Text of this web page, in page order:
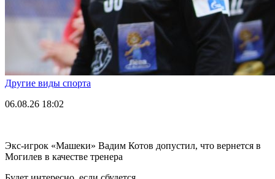
Другие виды спорта
06.08.26 18:02
Экс-игрок «Машеки» Вадим Котов допустил, что вернется в
Могилев в качестве тренера